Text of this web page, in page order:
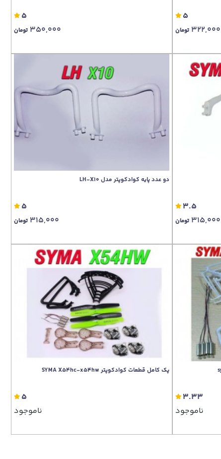
5
322,000 تومان
5
350,000 تومان
3.5
315,000 تومان
دو عدد پایه کوادکوپتر مدل LH-X10
5
315,000 تومان
3.33
ناموجود
پک کامل قطعات کوادکوپتر SYMA X54hc-x54hw
5
ناموجود